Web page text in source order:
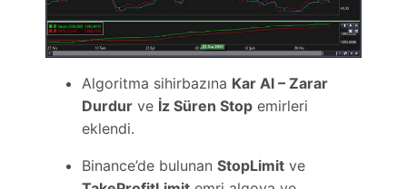
Algoritma sihirbazına Kar Al – Zarar
Durdur ve İz Süren Stop emirleri
eklendi.
Binance’de bulunanStopLimit ve